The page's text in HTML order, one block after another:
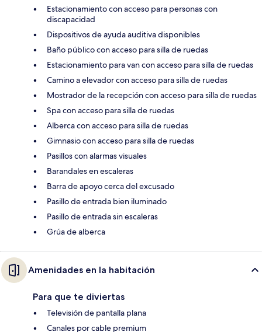
Estacionamiento con acceso para personas con
discapacidad
Dispositivos de ayuda auditiva disponibles
Baño público con acceso para silla de ruedas
Estacionamiento para van con acceso para silla de ruedas
Camino a elevador con acceso para silla de ruedas
Mostrador de la recepción con acceso para silla de ruedas
Spa con acceso para silla de ruedas
Alberca con acceso para silla de ruedas
Gimnasio con acceso para silla de ruedas
Pasillos con alarmas visuales
Barandales en escaleras
Barra de apoyo cerca del excusado
Pasillo de entrada bien iluminado
Pasillo de entrada sin escaleras
Grúa de alberca
Amenidades en la habitación
Para que te diviertas
Televisión de pantalla plana
Canales por cable premium